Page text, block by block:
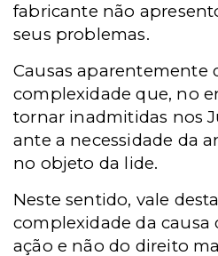
fabricante não
seus problemas.
Causas aparentemente
complexidade que, no
tornar inadmitidas nos
ante a necessidade da
no objeto da lide.
Neste sentido, vale
complexidade da causa
ação e não do direito